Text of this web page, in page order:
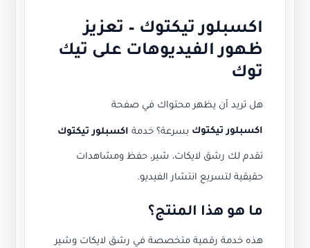
اكسبلور تيكتوك – تعزيز
ظهور الفيديوهات على تيك
توك
هل تريد أن يظهر محتواك في صفحة
اكسبلور تيكتوك بسرعة؟ خدمة اكسبلور تيكتوك
تقدم لك رشق لايكات، شير، حفظ ومشاهدات
حقيقية لتسريع انتشار الفيديو.
ما هو هذا المنتج؟
هذه خدمة رقمية متخصصة في رشق لايكات وشير